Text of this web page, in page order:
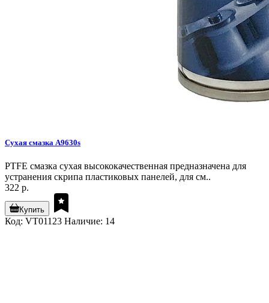
Сухая смазка A9630s
PTFE смазка сухая высококачественная предназначена для
устранения скрипа пластиковых панелей, для см..
322 р.
Купить
Код: VT01123 Наличие: 14